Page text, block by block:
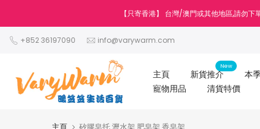
至
內
【只寄香港】 台灣/澳門或其他地區,請勿下
+852 36197090 info@varywarm.com
主頁 新貨推介
New
本
寵物用品
清貨特價